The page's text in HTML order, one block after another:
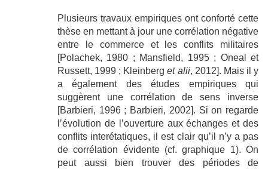
Plusieurs travaux empiriques ont conforté cette
thèse en mettant à jour une corrélation négative
entre le commerce et les conflits militaires
[Polachek, 1980 ; Mansfield, 1995 ; Oneal et
Russett, 1999 ; Kleinberget alii, 2012]. Mais il y
a également des études empiriques qui
suggèrent une corrélation de sens inverse
[Barbieri, 1996 ; Barbieri, 2002]. Si on regarde
l’évolution de l’ouverture aux échanges et des
conflits interétatiques, il est clair qu’il n’y a pas
de corrélation évidente (cf. graphique 1). On
peut aussi bien trouver des périodes de